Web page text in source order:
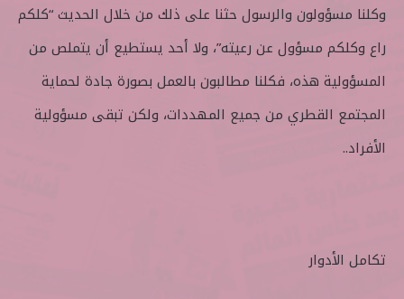
وكلنا مسؤولون والرسول حثنا على ذلك من خلال الحديث “كلكم
راع وكلكم مسؤول عن رعيته”، ولا أحد يستطيع أن يتملص من
المسؤولية هذه، فكلنا مطالبون بالعمل بصورة جادة لحماية
المجتمع القطري من جميع المهددات، ولكن تبقى مسؤولية
الأفراد..
تكامل الأدوار